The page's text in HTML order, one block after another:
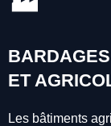
ET
Les bâtiments